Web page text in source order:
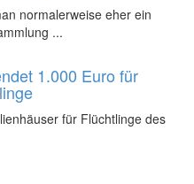
normalerweise eher ein
...
1.000 Euro für
für Flüchtlinge des